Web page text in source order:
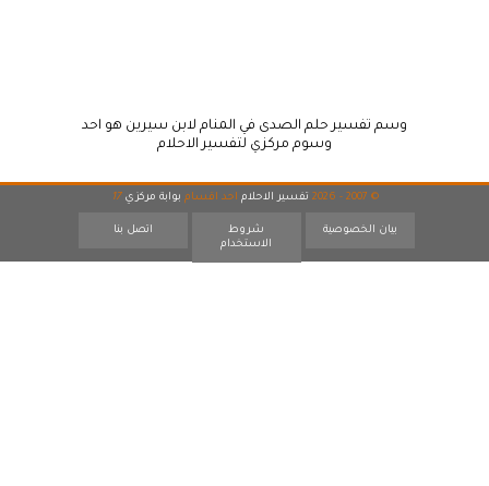
وسم تفسير حلم الصدى في المنام لابن سيرين هو احد
وسوم مركزي لتفسير الاحلام
© 2007 - 2026 تفسير الاحلام احد اقسام بوابة مركزي 17
بيان الخصوصية
شروط
الاستخدام
اتصل بنا